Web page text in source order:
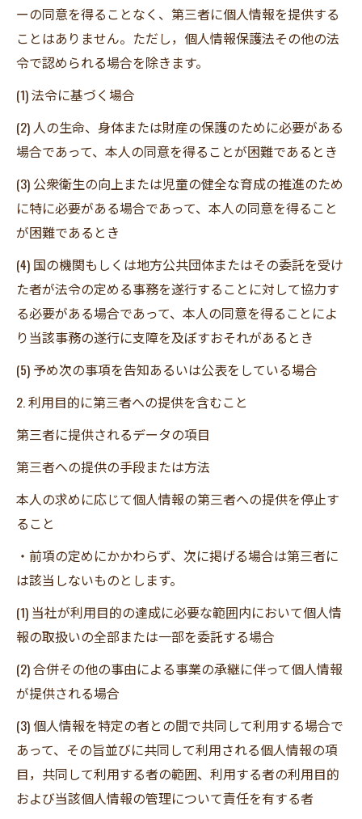
ーの同意を得ることなく、第三者に個人情報を提供する
ことはありません。ただし，個人情報保護法その他の法
令で認められる場合を除きます。
(1) 法令に基づく場合
(2) 人の生命、身体または財産の保護のために必要がある
場合であって、本人の同意を得ることが困難であるとき
(3) 公衆衛生の向上または児童の健全な育成の推進のため
に特に必要がある場合であって、本人の同意を得ること
が困難であるとき
(4) 国の機関もしくは地方公共団体またはその委託を受け
た者が法令の定める事務を遂行することに対して協力す
る必要がある場合であって、本人の同意を得ることによ
り当該事務の遂行に支障を及ぼすおそれがあるとき
(5) 予め次の事項を告知あるいは公表をしている場合
2. 利用目的に第三者への提供を含むこと
第三者に提供されるデータの項目
第三者への提供の手段または方法
本人の求めに応じて個人情報の第三者への提供を停止す
ること
・前項の定めにかかわらず、次に掲げる場合は第三者に
は該当しないものとします。
(1) 当社が利用目的の達成に必要な範囲内において個人情
報の取扱いの全部または一部を委託する場合
(2) 合併その他の事由による事業の承継に伴って個人情報
が提供される場合
(3) 個人情報を特定の者との間で共同して利用する場合で
あって、その旨並びに共同して利用される個人情報の項
目，共同して利用する者の範囲、利用する者の利用目的
および当該個人情報の管理について責任を有する者